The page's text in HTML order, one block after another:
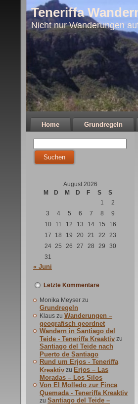
Teneriffa
Nicht nur Wanderungen
Home Grundregeln
August 2026
M
D M D F S
S
1
2
3
4 5 6 7 8
9
10
11 12 13 14 15
16
17
18 19 20 21 22
23
24 25 26 27 28 29
30
31
« Juni
Letzte Kommentare
Monika Meyser zu
Grundregeln
Klaus zu Wanderungen –
geografisch geordnet
Wandern in Santiago del
Teide - Teneriffa Kreaktiv zu
Santiago del Teide nach
Puerto de Santiago
Rund um Erjos - Teneriffa
Kreaktiv zu Erjos – Las
Moradas – Los Silos
Von El Molledo zur Finca
Quemada - Teneriffa Kreaktiv
zu Santiago del Teide –